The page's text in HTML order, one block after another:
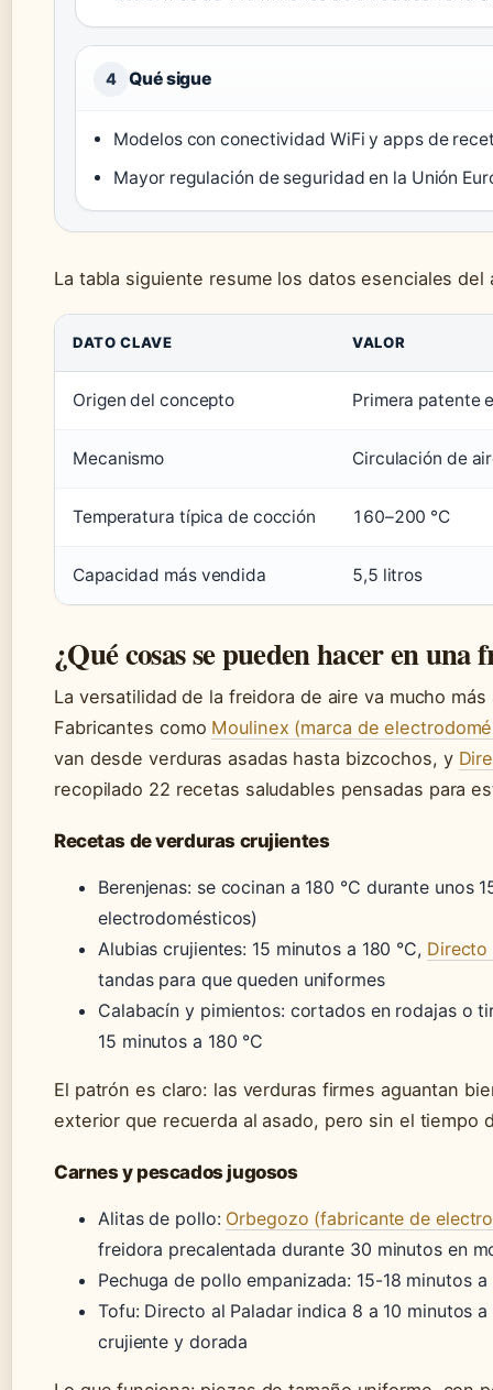
4 Qué sigue
Modelos con conectividad WiFi y apps de
Mayor regulación de seguridad en la Unión
La tabla siguiente resume los datos esenciales del
DATO CLAVE VALOR
Origen del concepto Primera patente
Mecanismo Circulación de
Temperatura típica de cocción 160–200 °C
Capacidad más vendida 5,5 litros
¿Qué cosas se pueden hacer en una
La versatilidad de la freidora de aire va mucho
Fabricantes como Moulinex (marca de
van desde verduras asadas hasta bizcochos, y
recopilado 22 recetas saludables pensadas para
Recetas de verduras crujientes
Berenjenas: se cocinan a 180 °C durante unos
electrodomésticos)
Alubias crujientes: 15 minutos a 180 °C, Directo
tandas para que queden uniformes
Calabacín y pimientos: cortados en rodajas o
15 minutos a 180 °C
El patrón es claro: las verduras firmes aguantan
exterior que recuerda al asado, pero sin el tiempo
Carnes y pescados jugosos
Alitas de pollo: Orbegozo (fabricante de
freidora precalentada durante 30 minutos en
Pechuga de pollo empanizada: 15-18 minutos
Tofu: Directo al Paladar indica 8 a 10 minutos
crujiente y dorada